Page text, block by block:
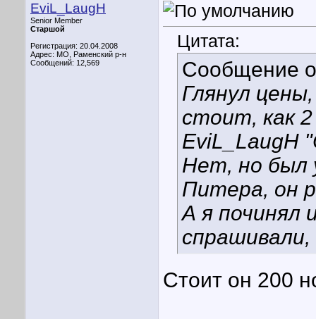
EviL_LaugH
Senior Member
Старшой
Регистрация: 20.04.2008
Адрес: МО, Раменский р-н
Сообщений: 12,569
Цитата:
Сообщение
Глянул
стоит, как 2
EviL_LaugH
Нет, но был
Питера, он
А я починял
Стоит он 200